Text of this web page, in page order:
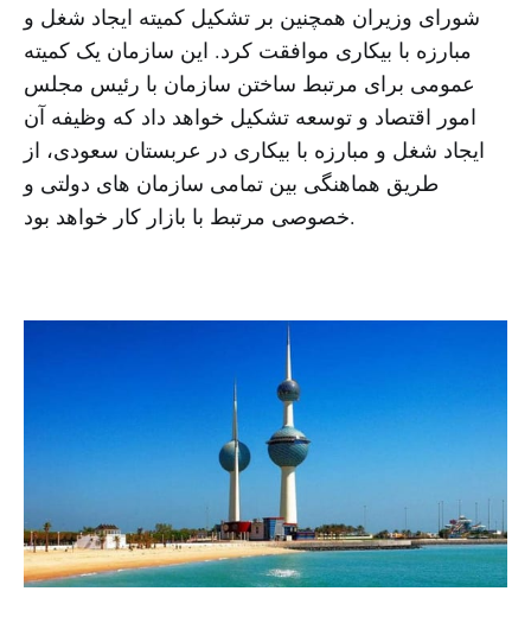
شورای وزیران همچنین بر تشکیل کمیته ایجاد شغل و
مبارزه با بیکاری موافقت کرد. این سازمان یک کمیته
عمومی برای مرتبط ساختن سازمان با رئیس مجلس
امور اقتصاد و توسعه تشکیل خواهد داد که وظیفه آن
ایجاد شغل و مبارزه با بیکاری در عربستان سعودی، از
طریق هماهنگی بین تمامی سازمان های دولتی و
خصوصی مرتبط با بازار کار خواهد بود.